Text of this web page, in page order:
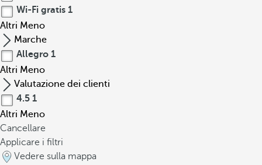
Wi-Fi gratis 1
Altri Meno
Marche
Allegro 1
Altri Meno
Valutazione dei clienti
4.5 1
Altri Meno
Cancellare
Applicare i filtri
Vedere sulla mappa